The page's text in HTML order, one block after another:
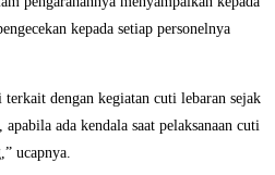
kepada setiap personelnya
terkait dengan kegiatan cuti lebaran sejak
ada kendala saat pelaksanaan cuti
ucapnya.